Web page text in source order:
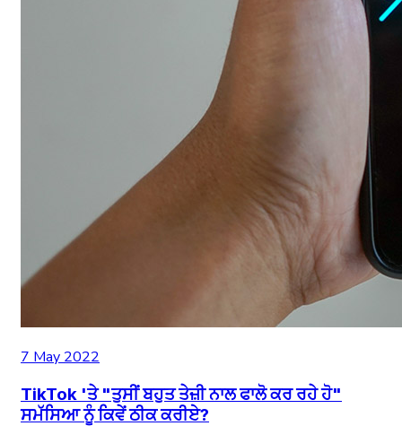
7 May 2022
TikTok 'ਤੇ "ਤੁਸੀਂ ਬਹੁਤ ਤੇਜ਼ੀ ਨਾਲ ਫਾਲੋ ਕਰ ਰਹੇ ਹੋ"
ਸਮੱਸਿਆ ਨੂੰ ਕਿਵੇਂ ਠੀਕ ਕਰੀਏ?